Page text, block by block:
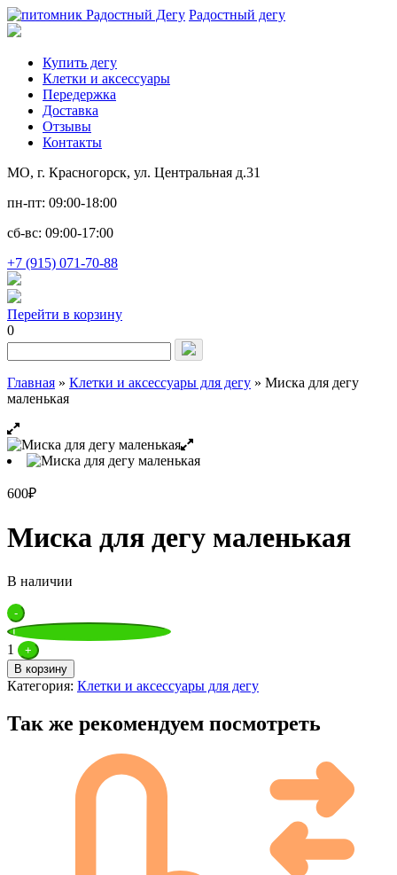
Радостный дегу
Купить дегу
Клетки и аксессуары
Передержка
Доставка
Отзывы
Контакты
МО, г. Красногорск, ул. Центральная д.31
пн-пт: 09:00-18:00
сб-вс: 09:00-17:00
+7 (915) 071-70-88
Перейти в корзину
0
Запрос
для
поиска:
Главная » Клетки и аксессуары для дегу » Миска для дегу
маленькая
600₽
Миска для дегу маленькая
В наличии
Quantity
-
1
+
В корзину
Категория: Клетки и аксессуары для дегу
Так же рекомендуем посмотреть